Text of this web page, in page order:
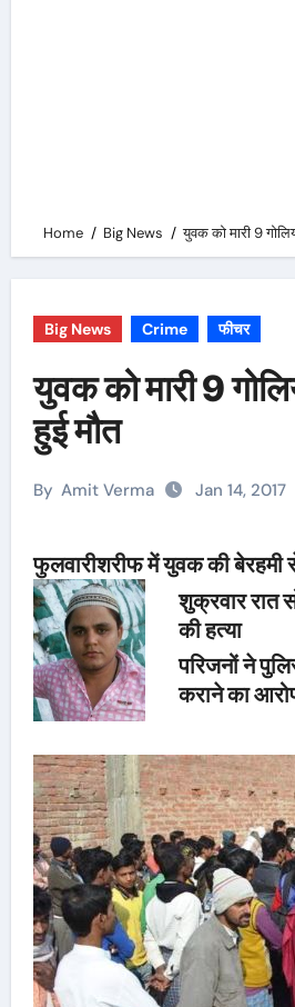
Home Big News युवक को मारी 9
Big News Crime फीचर
युवक को मारी 9
हुई मौत
By Amit Verma Jan 14, 2017
फुलवारीशरीफ में युवक की बेरहमी
शुक्रवार रात
की हत्या
परिजनों ने
कराने का